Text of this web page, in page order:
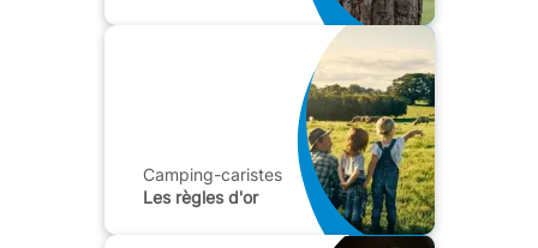
Camping-caristes
Les règles d'or